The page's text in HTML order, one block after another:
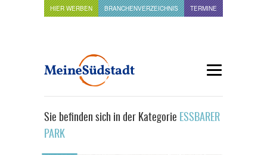
HIER WERBEN BRANCHENVERZEICHNIS TERMINE
Sie befinden sich in der Kategorie ESSBARER
PARK